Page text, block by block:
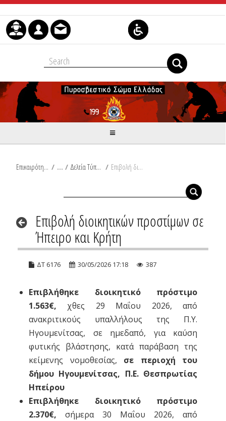
Skip to Content
Επικαιρότητα / Δελτία Τύπου / Επιβολή διοικητικών προστίμων σε Ήπειρο και Κρήτη
Επιβολή διοικητικών προστίμων σε
Ήπειρο και Κρήτη
ΔΤ 6176 30/05/2026 17:18 387
Επιβλήθηκε διοικητικό πρόστιμο
1.563€, χθες 29 Μαΐου 2026, από
ανακριτικούς υπαλλήλους της Π.Υ.
Ηγουμενίτσας, σε ημεδαπό, για καύση
φυτικής βλάστησης, κατά παράβαση της
κείμενης νομοθεσίας, σε περιοχή του
δήμου Ηγουμενίτσας, Π.Ε. Θεσπρωτίας
Ηπείρου
Επιβλήθηκε διοικητικό πρόστιμο
2.370€, σήμερα 30 Μαΐου 2026, από